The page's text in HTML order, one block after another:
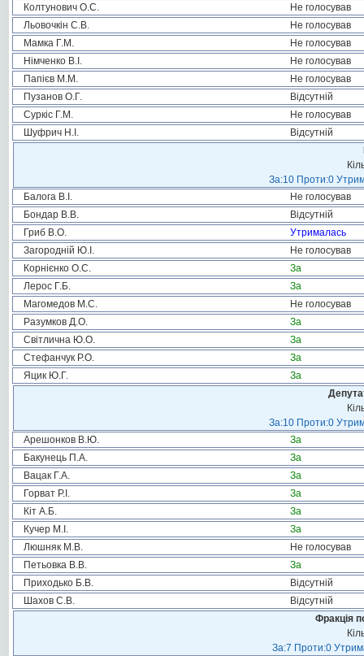
Колтунович О.С.
Не голосував
Льовочкін С.В.
Не голосував
Мамка Г.М.
Не голосував
Німченко В.І.
Не голосував
Папієв М.М.
Не голосував
Пузанов О.Г.
Відсутній
Суркіс Г.М.
Не голосував
Шуфрич Н.І.
Відсутній
За:10 Проти:0
Балога В.І.
Не голосував
Бондар В.В.
Відсутній
Гриб В.О.
Утрималась
Загородній Ю.І.
Не голосував
Корнієнко О.С.
За
Лерос Г.Б.
За
Магомедов М.С.
Не голосував
Разумков Д.О.
За
Світлична Ю.О.
За
Стефанчук Р.О.
За
Яцик Ю.Г.
За
За:10 Проти:0
Арешонков В.Ю.
За
Бакунець П.А.
За
Вацак Г.А.
За
Горват Р.І.
За
Кіт А.Б.
За
Кучер М.І.
За
Люшняк М.В.
Не голосував
Петьовка В.В.
За
Приходько Б.В.
Відсутній
Шахов С.В.
Відсутній
Фракція
За:7 Проти:0